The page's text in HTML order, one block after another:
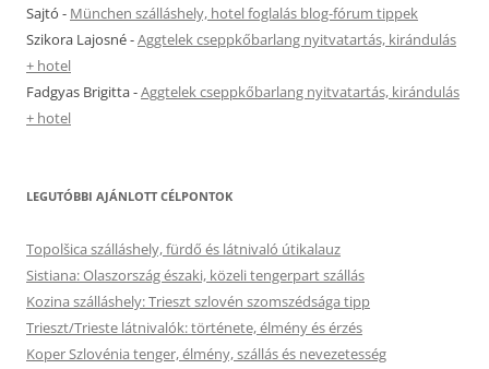
Sajtó - München szálláshely, hotel foglalás blog-fórum tippek
Szikora Lajosné-Aggtelek cseppkőbarlang nyitvatartás, kirándulás
+ hotel
Fadgyas Brigitta-Aggtelek cseppkőbarlang nyitvatartás, kirándulás
+ hotel
LEGUTÓBBI AJÁNLOTT CÉLPONTOK
Topolšica szálláshely, fürdő és látnivaló útikalauz
Sistiana: Olaszország északi, közeli tengerpart szállás
Kozina szálláshely: Trieszt szlovén szomszédsága tipp
Trieszt/Trieste látnivalók: története, élmény és érzés
Koper Szlovénia tenger, élmény, szállás és nevezetesség